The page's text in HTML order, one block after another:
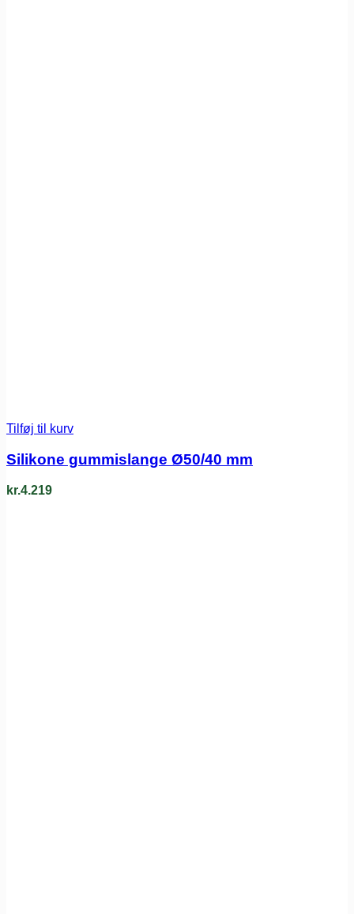
Tilføj til kurv
Silikone gummislange Ø50/40 mm
kr.4.219